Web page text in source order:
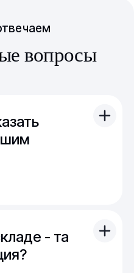
вопросы
чертеж/проект
заданием.
вас как мелкую
отводы,
- та